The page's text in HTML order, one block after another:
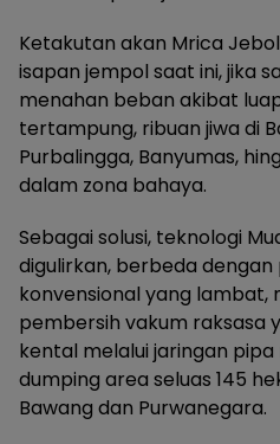
Ketakutan akan Mrica
isapan jempol saat ini, jika
menahan beban akibat
tertampung, ribuan jiwa di
Purbalingga, Banyumas,
dalam zona bahaya.
Sebagai solusi, teknologi
digulirkan, berbeda
konvensional yang lambat,
pembersih vakum raksasa
kental melalui jaringan
dumping area seluas 145
Bawang dan Purwanegara.